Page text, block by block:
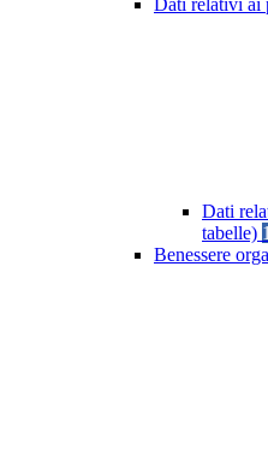
Dati relativi ai
Dati
tabelle) 1
Benessere